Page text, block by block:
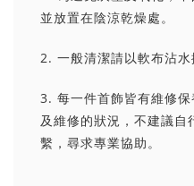
並放置在陰涼乾燥處。
2. 一般清潔請以軟布沾水
3. 每一件首飾皆有維修
及維修的狀況，不建議自
繫，尋求專業協助。